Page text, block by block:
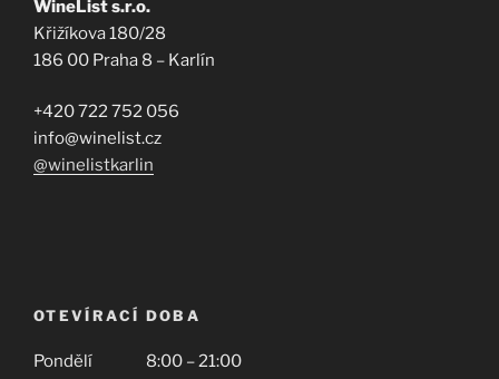
WineList s.r.o.
Křižíkova 180/28
186 00 Praha 8 – Karlín
+420 722 752 056
info@winelist.cz
@winelistkarlin
OTEVÍRACÍ DOBA
Pondělí 8:00 – 21:00